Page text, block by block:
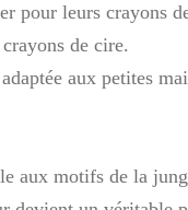
pour leurs crayons
de cire.
aux petites
aux motifs de la